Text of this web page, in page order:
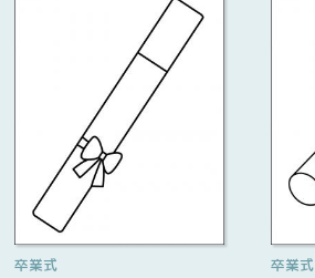
卒業式 卒業式